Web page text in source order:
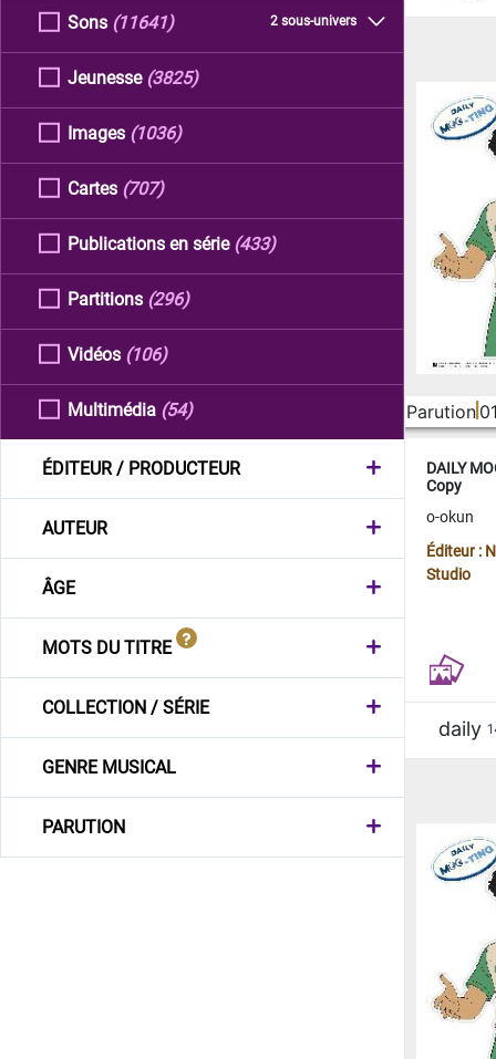
Sons 2 sous-univers
(11641)
Jeunesse (3825)
Images (1036)
Cartes (707)
Publications en série (433)
Partitions (296)
Vidéos (106)
Multimédia (54)
ÉDITEUR / PRODUCTEUR
AUTEUR
ÂGE
MOTS DU TITRE
COLLECTION / SÉRIE
GENRE MUSICAL
PARUTION
Parution
DAILY
Copy
o-okun
Éditeur :
Studio
daily